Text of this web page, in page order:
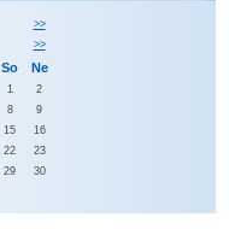
>>
>>
So Ne
1
2
8
9
15
16
22
23
29 30